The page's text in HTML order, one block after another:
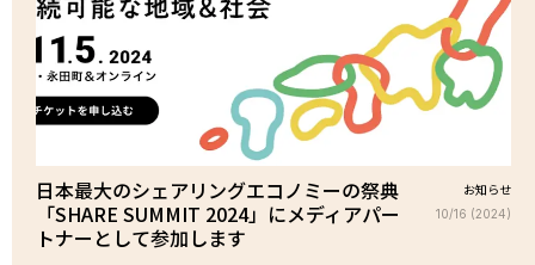
日本最大のシェアリングエコノミーの祭典
「SHARE SUMMIT 2024」にメディアパー
トナーとして参加します
お知らせ
10/16 (2024)